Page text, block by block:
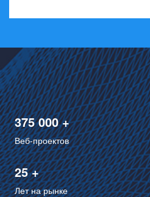
375 000 +
Веб-проектов
25 +
Лет на рынке